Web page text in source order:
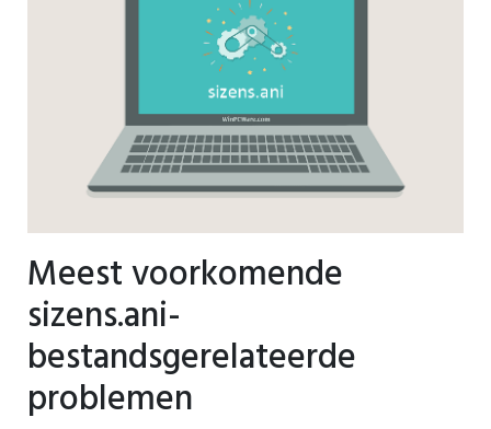
Meest voorkomende
sizens.ani-
bestandsgerelateerde
problemen